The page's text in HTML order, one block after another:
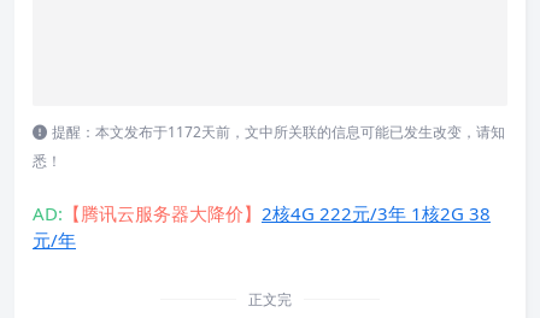
提醒：本文发布于1172天前，文中所关联的信息可能已发生改变，请知
悉！
AD: 【腾讯云服务器大降价】 2核4G 222元/3年 1核2G 38
元/年
正文完